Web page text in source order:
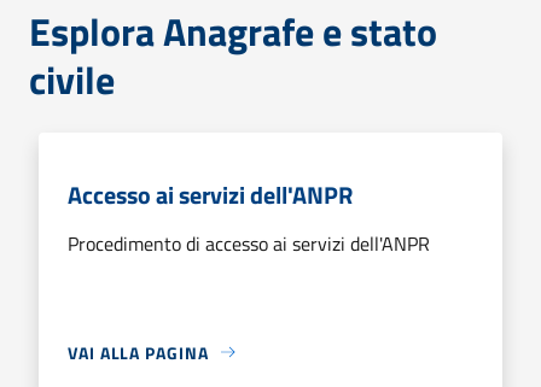
Esplora Anagrafe e stato
civile
Accesso ai servizi dell'ANPR
Procedimento di accesso ai servizi dell'ANPR
VAI ALLA PAGINA